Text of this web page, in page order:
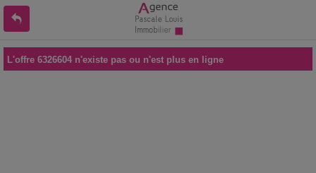
L'offre 6326604 n'existe pas ou n'est plus en ligne